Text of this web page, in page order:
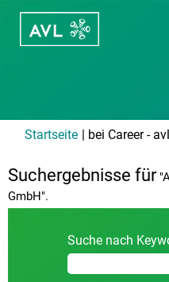
Startseite | bei Career -
Suchergebnisse für
GmbH".
Suche nach